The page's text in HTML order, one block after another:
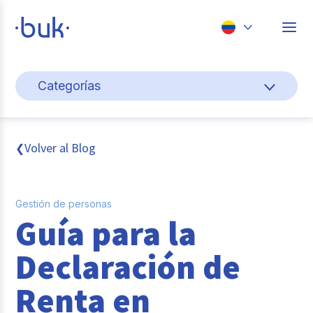
Perú
Categorías
Cultura y bienestar laboral
Gestión de personas
Pago de nómina
Buk
Transformación digital
Tendencias y Data
❮Volver al Blog
Gestión de personas
Guía para la
Declaración de
Renta en